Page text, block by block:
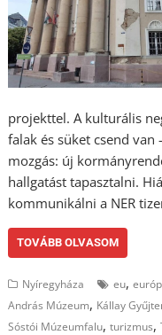
projekttel. A kulturális
falak és süket csend
mozgás: új
hallgatást tapasztalni.
kommunikálni a NER
TOVÁBB OLVASOM
Nyíregyháza eu,
András Múzeum, Kállay
Sóstói Múzeumfalu,turizmus,